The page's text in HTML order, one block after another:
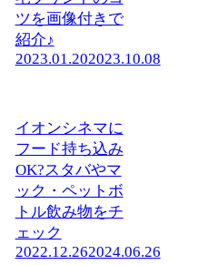
ツを画像付きで
紹介♪
2023.01.202023.10.08
イオンシネマに
フード持ち込み
OK?スタバやマ
ック・ペットボ
トル飲み物をチ
ェック
2022.12.262024.06.26